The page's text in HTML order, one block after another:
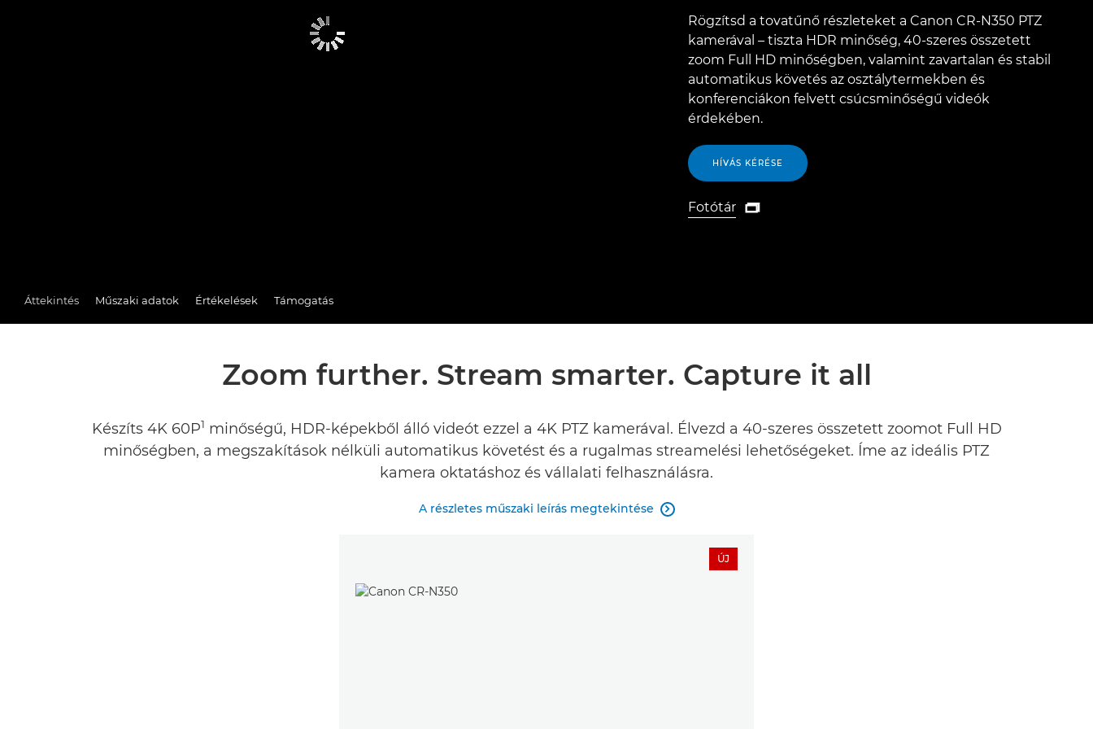
Rögzítsd a tovatűnő részleteket a Canon CR-N350 PTZ
kamerával – tiszta HDR minőség, 40-szeres összetett
zoom Full HD minőségben, valamint zavartalan és stabil
automatikus követés az osztálytermekben és
konferenciákon felvett csúcsminőségű videók
érdekében.
HÍVÁS KÉRÉSE
Fotótár
Fotótár

Áttekintés Műszaki adatok Értékelések Támogatás
Zoom further. Stream smarter. Capture it all
Készíts 4K 60P1 minőségű, HDR-képekből álló videót ezzel a 4K PTZ kamerával. Élvezd a 40-szeres összetett zoomot Full HD
minőségben, a megszakítások nélküli automatikus követést és a rugalmas streamelési lehetőségeket. Íme az ideális PTZ
kamera oktatáshoz és vállalati felhasználásra.
A részletes műszaki leírás megtekintése 
ÚJ